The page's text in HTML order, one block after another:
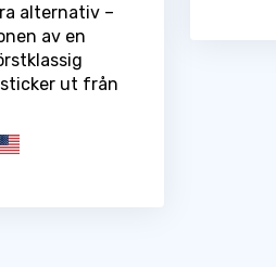
alternativ –
av en
sticker ut från